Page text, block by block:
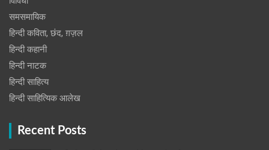
समसमायिक
हिन्दी कविता, छंद, ग़ज़ल
हिन्दी कहानी
हिन्‍दी नाटक
हिन्दी साहित्य
हिन्दी साहित्यिक आलेख
Recent Posts